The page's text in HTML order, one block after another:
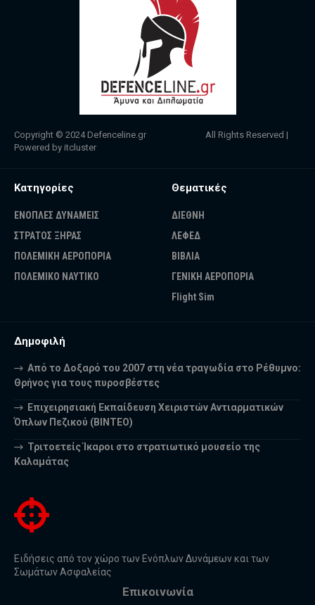
Copyright © 2024 Defenceline.gr All Rights Reserved |
Powered by itcluster
Κατηγορίες
ΕΝΟΠΛΕΣ ΔΥΝΑΜΕΙΣ
ΣΤΡΑΤΟΣ ΞΗΡΑΣ
ΠΟΛΕΜΙΚΗ ΑΕΡΟΠΟΡΙΑ
ΠΟΛΕΜΙΚΟ ΝΑΥΤΙΚΟ
Θεματικές
ΔΙΕΘΝΗ
ΛΕΦΕΔ
ΒΙΒΛΙΑ
ΓΕΝΙΚΗ ΑΕΡΟΠΟΡΙΑ
Flight Sim
Δημοφιλή
Από το Δοξαρό του 2007 στη νέα τραγωδία στο Ρέθυμνο:
Θρήνος για τους πυροσβέστες
Επιχειρησιακή Εκπαίδευση Χειριστών Αντιαρματικών
Όπλων Πεζικού (ΒΙΝΤΕΟ)
Τριτοετείς Ίκαροι στο στρατιωτικό μουσείο της
Καλαμάτας
Ειδήσεις από τον χώρο των Ενόπλων Δυνάμεων και των
Σωμάτων Ασφαλείας
Επικοινωνία